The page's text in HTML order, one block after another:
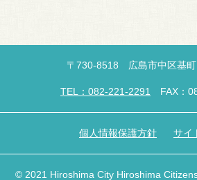
〒 730-8518 広島市中区基
TEL：082-221-2291 FAX：
個人情報保護方針 サイ
© 2021 Hiroshima City Hiroshima